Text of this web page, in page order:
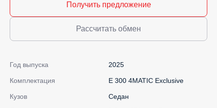
Получить предложение
Рассчитать обмен
Год выпуска 2025
Комплектация E 300 4MATIC Exclusive
Кузов Седан